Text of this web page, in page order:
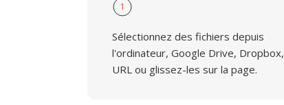
1
Sélectionnez des fichiers depuis
l'ordinateur, Google Drive,
URL ou glissez-les sur la page.